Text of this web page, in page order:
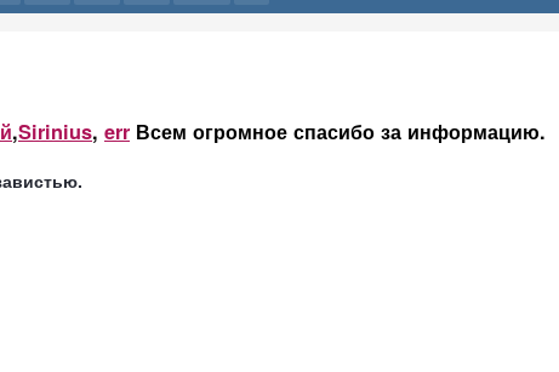
,Sirinius, err Всем огромное спасибо за информацию.